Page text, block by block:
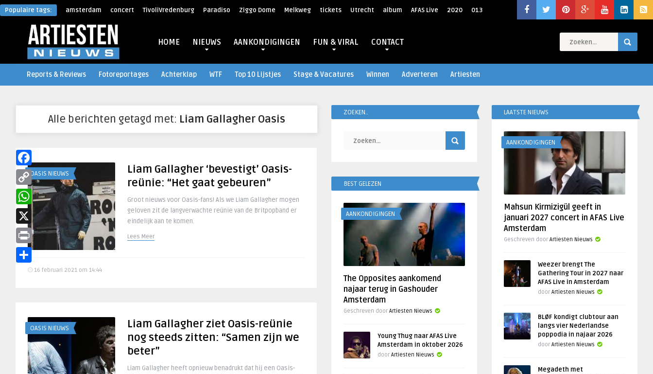
Populaire tags: amsterdam concert TivoliVredenburg Paradiso Ziggo Dome Melkweg tickets Utrecht album AFAS Live 2020 013
HOME NIEUWS AANKONDIGINGEN FUN & VIRAL CONTACT
Reports & Reviews Fotoreportages Achterklap WTF Top 10 Lijstjes Stage & Vacatures Winnen Adverteren Artiesten
Alle berichten getagd met: Liam Gallagher Oasis
OASIS NIEUWS
Liam Gallagher ‘bevestigt’ Oasis-
reünie: “Het gaat gebeuren”
Groot nieuws voor Oasis-fans! Als we Liam Gallagher mogen
geloven zit de langverwachte reünie van de Britpopband er
eindelijk aan te komen.
Lees Meer
16 februari 2021 om 14:44
OASIS NIEUWS
Liam Gallagher ziet Oasis-reünie
nog steeds zitten: “Samen zijn we
beter”
Liam Gallagher heeft opnieuw benadrukt dat hij een Oasis-
ZOEKEN..
BEST GELEZEN
AANKONDIGINGEN
The Opposites aankomend
najaar terug in Gashouder
Amsterdam
Geschreven door Artiesten Nieuws
Young Thug naar AFAS Live
Amsterdam in oktober 2026
door Artiesten Nieuws
LAATSTE NIEUWS
AANKONDIGINGEN
Mahsun Kirmizigül geeft in
januari 2027 concert in AFAS Live
Amsterdam
Geschreven door Artiesten Nieuws
Weezer brengt The
Gathering Tour in 2027 naar
AFAS Live in Amsterdam
door Artiesten Nieuws
BLØF kondigt clubtour aan
langs vier Nederlandse
poppodia in najaar 2026
door Artiesten Nieuws
Megadeth met
Facebook
Copy
Link
WhatsApp
X
Print
Delen